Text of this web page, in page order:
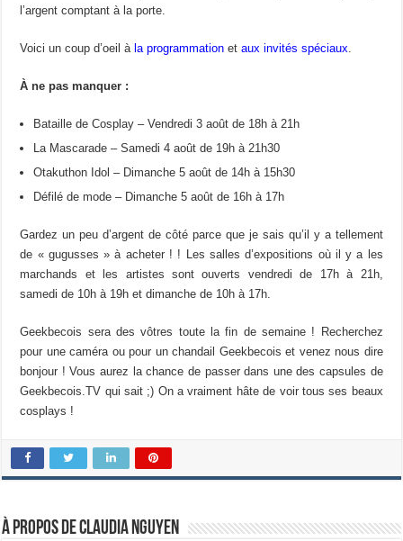
l’argent comptant à la porte.
Voici un coup d’oeil àla programmation etaux invités spéciaux
À ne pas manquer :
Bataille de Cosplay – Vendredi 3 août de 18h à 21h
La Mascarade – Samedi 4 août de 19h à 21h30
Otakuthon Idol – Dimanche 5 août de 14h à 15h30
Défilé de mode – Dimanche 5 août de 16h à 17h
Gardez un peu d’argent de côté parce que je sais qu’il y a tellement
de « gugusses » à acheter ! ! Les salles d’expositions où il y a les
marchands et les artistes sont ouverts vendredi de 17h à 21h,
samedi de 10h à 19h et dimanche de 10h à 17h.
Geekbecois sera des vôtres toute la fin de semaine ! Recherchez
pour une caméra ou pour un chandail Geekbecois et venez nous dire
bonjour ! Vous aurez la chance de passer dans une des capsules de
Geekbecois.TV qui sait ;) On a vraiment hâte de voir tous ses beaux
cosplays !
À propos de Claudia Nguyen